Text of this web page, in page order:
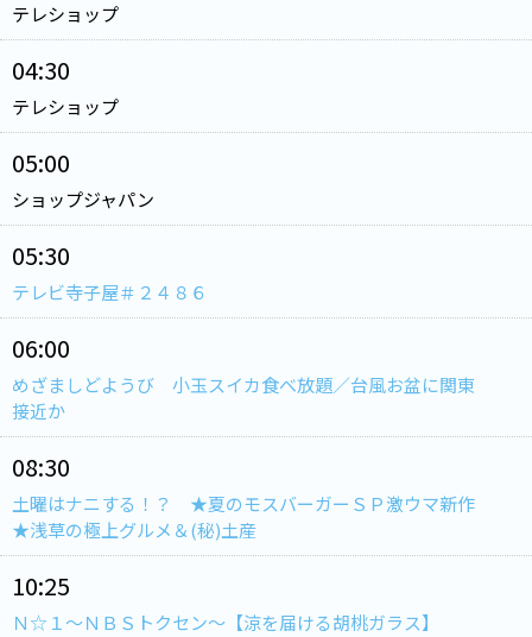
テレショップ
04:30
テレショップ
05:00
ショップジャパン
05:30
テレビ寺子屋＃２４８６
06:00
めざましどようび 小玉スイカ食べ放題／台風お盆に関東
接近か
08:30
土曜はナニする！？ ★夏のモスバーガーＳＰ激ウマ新作
★浅草の極上グルメ＆(秘)土産
10:25
Ｎ☆１～ＮＢＳトクセン～【涼を届ける胡桃ガラス】